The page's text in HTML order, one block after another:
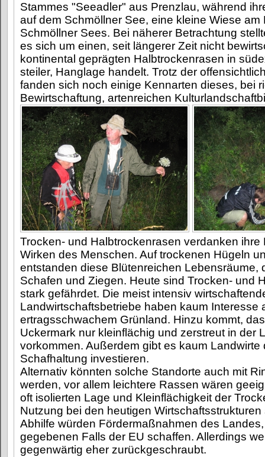
Stammes "Seeadler" aus Prenzlau, während
auf dem Schmöllner See, eine kleine Wiese am
Schmöllner Sees. Bei näherer Betrachtung
es sich um einen, seit längerer Zeit nicht
kontinental geprägten Halbtrockenrasen in
steiler, Hanglage handelt. Trotz der
fanden sich noch einige Kennarten dieses, bei
Bewirtschaftung, artenreichen
Trocken- und Halbtrockenrasen verdanken ihre
Wirken des Menschen. Auf trockenen Hügeln
entstanden diese Blütenreichen Lebensräume,
Schafen und Ziegen. Heute sind Trocken- und
stark gefährdet. Die meist intensiv
Landwirtschaftsbetriebe haben kaum Interesse
ertragsschwachem Grünland. Hinzu kommt,
Uckermark nur kleinflächig und zerstreut in der
vorkommen. Außerdem gibt es kaum Landwirte
Schafhaltung investieren.
Alternativ könnten solche Standorte auch mit
werden, vor allem leichtere Rassen wären
oft isolierten Lage und Kleinflächigkeit der
Nutzung bei den heutigen
Abhilfe würden Fördermaßnahmen des
gegebenen Falls der EU schaffen. Allerdings
gegenwärtig eher zurückgeschraubt.